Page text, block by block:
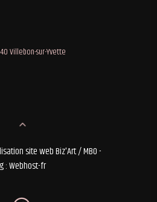
Villebon-sur-Yvette
site web Biz'Art / MBO -
: Webhost-fr